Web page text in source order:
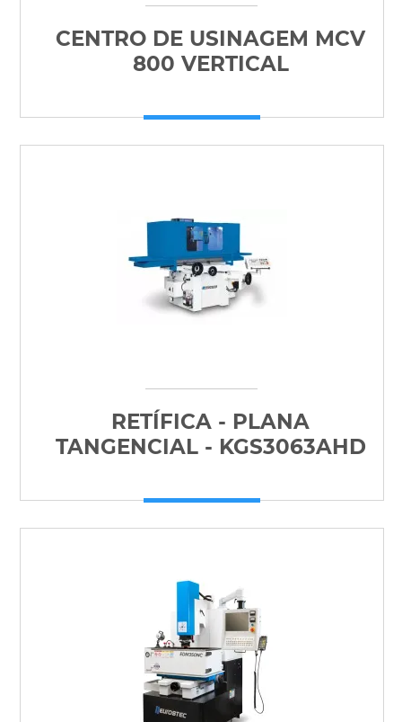
CENTRO DE USINAGEM MCV
800 VERTICAL
RETÍFICA - PLANA
TANGENCIAL - KGS3063AHD